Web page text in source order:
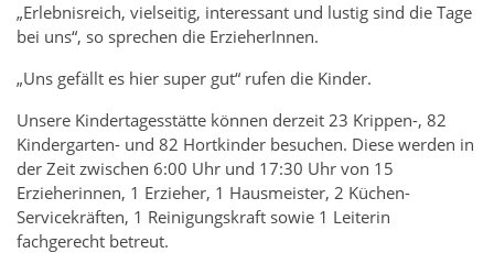
„Erlebnisreich, vielseitig, interessant und lustig sind die Tage
bei uns“, so sprechen die ErzieherInnen.
„Uns gefällt es hier super gut“ rufen die Kinder.
Unsere Kindertagesstätte können derzeit 23 Krippen-, 82
Kindergarten- und 82 Hortkinder besuchen. Diese werden in
der Zeit zwischen 6:00 Uhr und 17:30 Uhr von 15
Erzieherinnen, 1 Erzieher, 1 Hausmeister, 2 Küchen-
Servicekräften, 1 Reinigungskraft sowie 1 Leiterin
fachgerecht betreut.